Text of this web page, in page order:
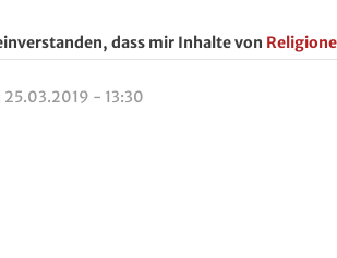
dass mir Inhalte von
25.03.2019 - 13:30